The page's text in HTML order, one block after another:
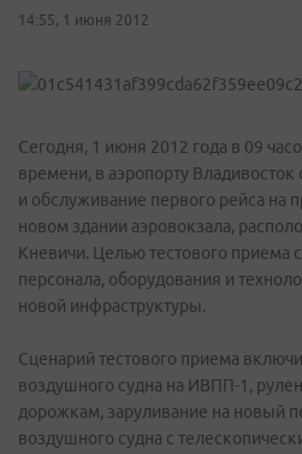
14:55, 1 июня 2012
Сегодня, 1 июня 2012 года в 09
времени, в аэропорту
и обслуживание первого рейса на
новом здании аэровокзала,
Кневичи. Целью тестового приема
персонала, оборудования и
новой инфраструктуры.
Сценарий тестового приема
воздушного судна на ИВПП-1,
дорожкам, заруливание на новый
воздушного судна с